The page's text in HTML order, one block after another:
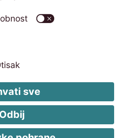
Pregled DOP-a